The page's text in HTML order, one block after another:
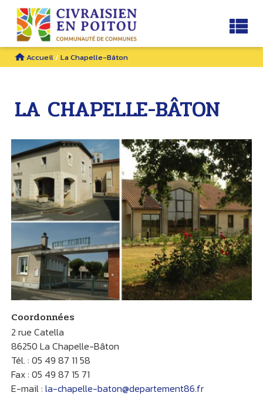
Accueil/ La Chapelle-Bâton
LA CHAPELLE-BÂTON
Coordonnées
2 rue Catella
86250 La Chapelle-Bâton
Tél. : 05 49 87 11 58
Fax : 05 49 87 15 71
E-mail : la-chapelle-baton@departement86.fr